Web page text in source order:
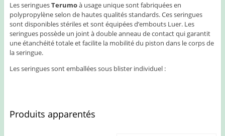
Les seringuesTerumoà usage unique sont fabriquées en
polypropylène selon de hautes qualités standards. Ces seringues
sont disponibles stériles et sont équipées d’embouts Luer. Les
seringues possède un joint à double anneau de contact qui garantit
une étanchéité totale et facilite la mobilité du piston dans le corps de
la seringue.
Les seringues sont emballées sous blister individuel :
Produits apparentés